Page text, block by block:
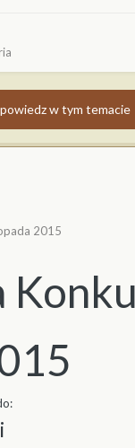
w tym temacie
2015